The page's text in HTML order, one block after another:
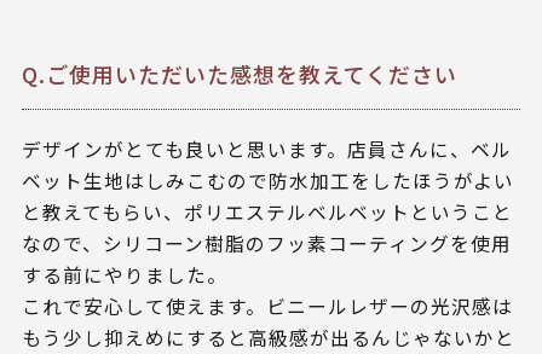
Q.ご使用いただいた感想を教えてください
デザインがとても良いと思います。店員さんに、ベル
ベット生地はしみこむので防水加工をしたほうがよい
と教えてもらい、ポリエステルベルベットということ
なので、シリコーン樹脂のフッ素コーティングを使用
する前にやりました。
これで安心して使えます。ビニールレザーの光沢感は
もう少し抑えめにすると高級感が出るんじゃないかと